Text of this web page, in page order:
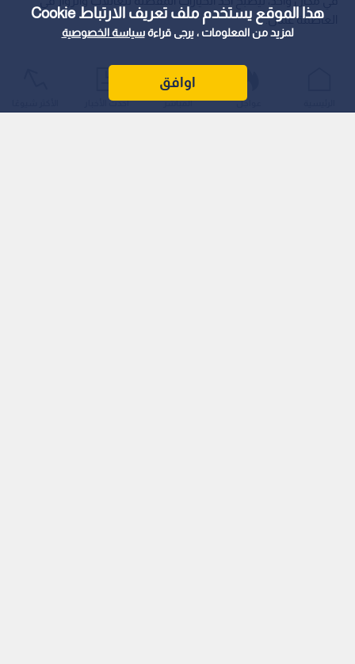
هذا الموقع يستخدم ملف تعريف الارتباط Cookie
لمزيد من المعلومات ، يرجى قراءةسياسة الخصوصية
اوافق
العاصمة عمان.
عواجل المباشر أحدث الأخبار